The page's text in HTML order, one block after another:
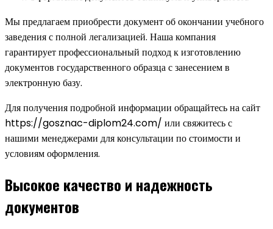
Мы предлагаем приобрести документ об окончании учебного
заведения с полной легализацией. Наша компания
гарантирует профессиональный подход к изготовлению
документов государственного образца с занесением в
электронную базу.
Для получения подробной информации обращайтесь на сайт
https://gosznac-diplom24.com/ или свяжитесь с
нашими менеджерами для консультации по стоимости и
условиям оформления.
Высокое качество и надежность
документов